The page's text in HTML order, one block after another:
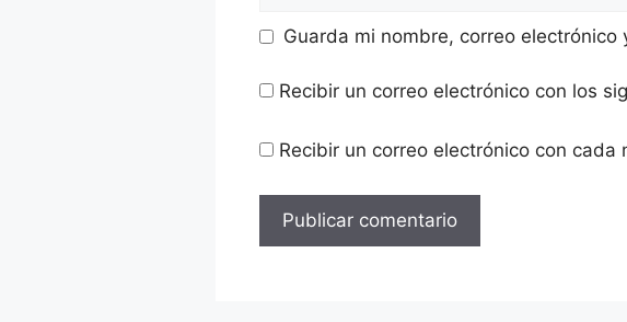
Guarda mi nombre, correo
Recibir un correo electrónico con los
Recibir un correo electrónico con cada